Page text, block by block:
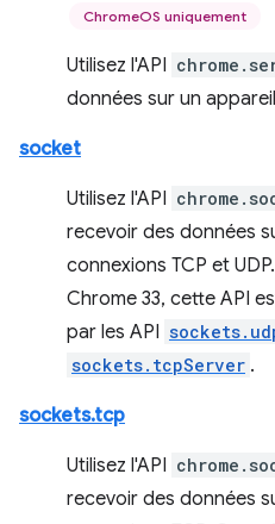
ChromeOS uniquement
Utilisez l'API
données sur un
socket
Utilisez l'API
recevoir des données
connexions TCP et UDP.
Chrome 33, cette API
par les API
sockets.tcpServer .
sockets.tcp
Utilisez l'API
recevoir des données